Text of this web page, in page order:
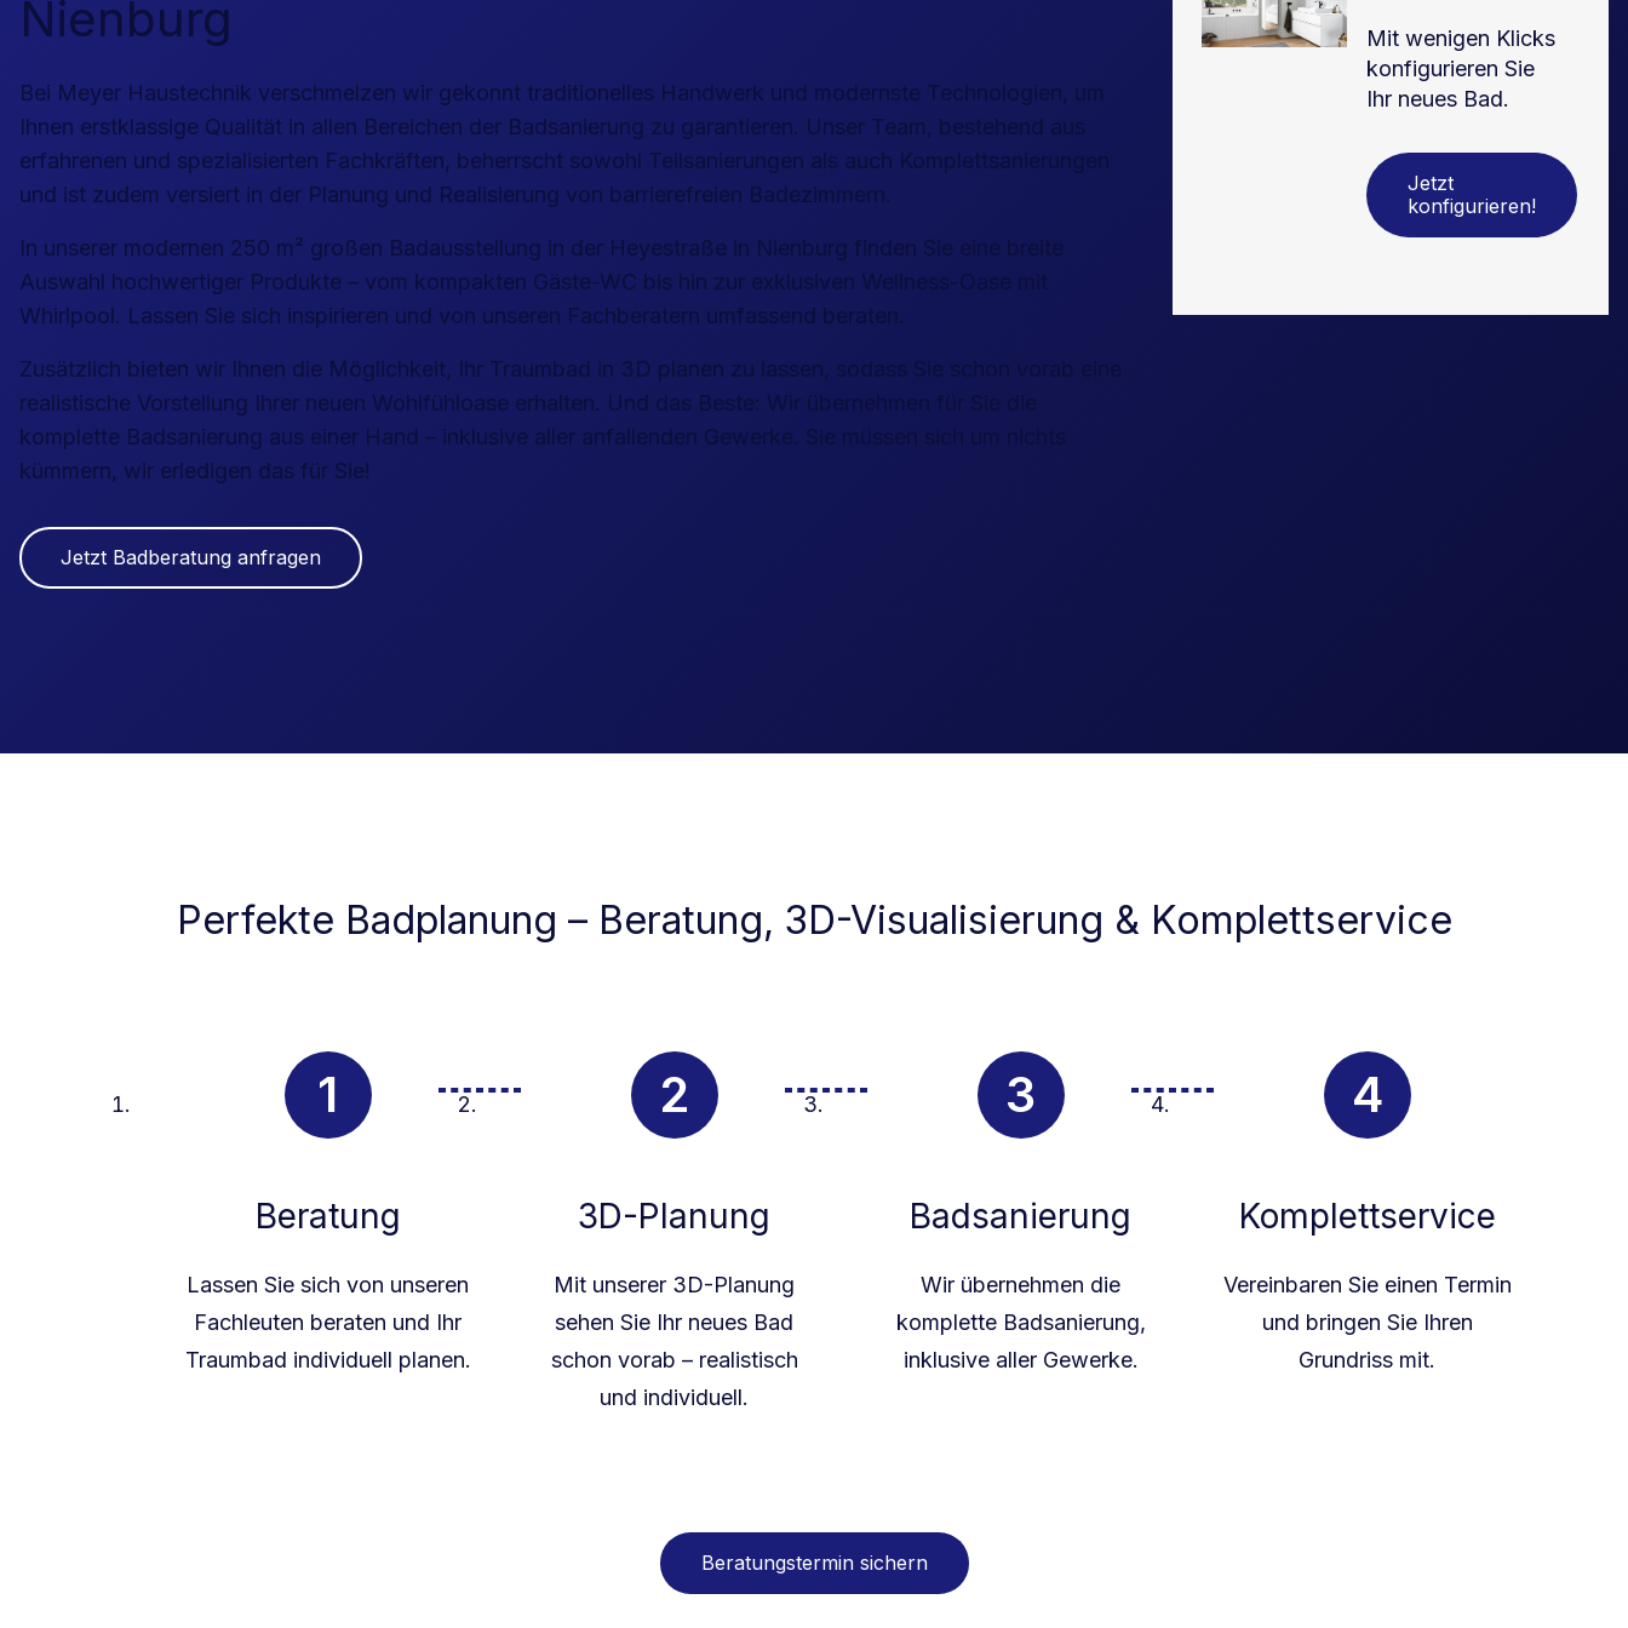
Nienburg
Bei Meyer Haustechnik verschmelzen wir gekonnt traditionelles Handwerk und modernste Technologien, um
Ihnen erstklassige Qualität in allen Bereichen der Badsanierung zu garantieren. Unser Team, bestehend aus
erfahrenen und spezialisierten Fachkräften, beherrscht sowohl Teilsanierungen als auch Komplettsanierungen
und ist zudem versiert in der Planung und Realisierung von barrierefreien Badezimmern.
In unserer modernen 250 m² großen Badausstellung in der Heyestraße in Nienburg finden Sie eine breite
Auswahl hochwertiger Produkte – vom kompakten Gäste-WC bis hin zur exklusiven Wellness-Oase mit
Whirlpool. Lassen Sie sich inspirieren und von unseren Fachberatern umfassend beraten.
Zusätzlich bieten wir Ihnen die Möglichkeit, Ihr Traumbad in 3D planen zu lassen, sodass Sie schon vorab eine
realistische Vorstellung Ihrer neuen Wohlfühloase erhalten. Und das Beste: Wir übernehmen für Sie die
komplette Badsanierung aus einer Hand – inklusive aller anfallenden Gewerke. Sie müssen sich um nichts
kümmern, wir erledigen das für Sie!
Jetzt Badberatung anfragen
Mit wenigen Klicks
konfigurieren Sie
Ihr neues Bad.
Jetzt
konfigurieren!
Perfekte Badplanung – Beratung, 3D-Visualisierung & Komplettservice
Beratung
Lassen Sie sich von unseren
Fachleuten beraten und Ihr
Traumbad individuell planen.
3D-Planung
Mit unserer 3D-Planung
sehen Sie Ihr neues Bad
schon vorab – realistisch
und individuell.
Badsanierung
Wir übernehmen die
komplette Badsanierung,
inklusive aller Gewerke.
Komplettservice
Vereinbaren Sie einen Termin
und bringen Sie Ihren
Grundriss mit.
Beratungstermin sichern